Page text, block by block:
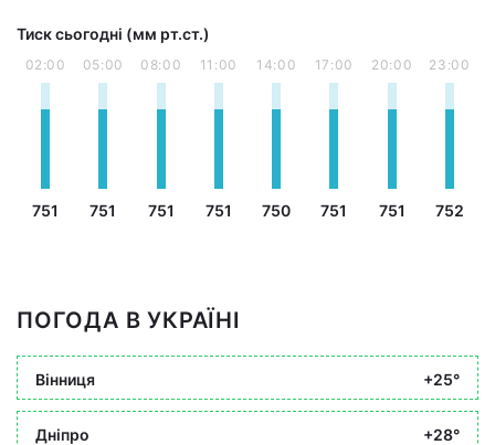
Тиск сьогодні (мм рт.ст.)
02:00
751
05:00
751
08:00
751
11:00
751
14:00
750
17:00
751
20:00
751
23:00
752
ПОГОДА В УКРАЇНІ
Вінниця +25°
Дніпро +28°